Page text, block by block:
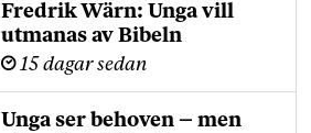
Fredrik Wärn: Unga vill
utmanas av Bibeln
15 dagar sedan
Unga ser behoven – men